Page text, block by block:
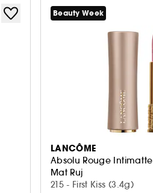
Beauty Week
LANCÔME
Absolu Rouge Intimatte
Mat Ruj
215 - First Kiss (3.4g)